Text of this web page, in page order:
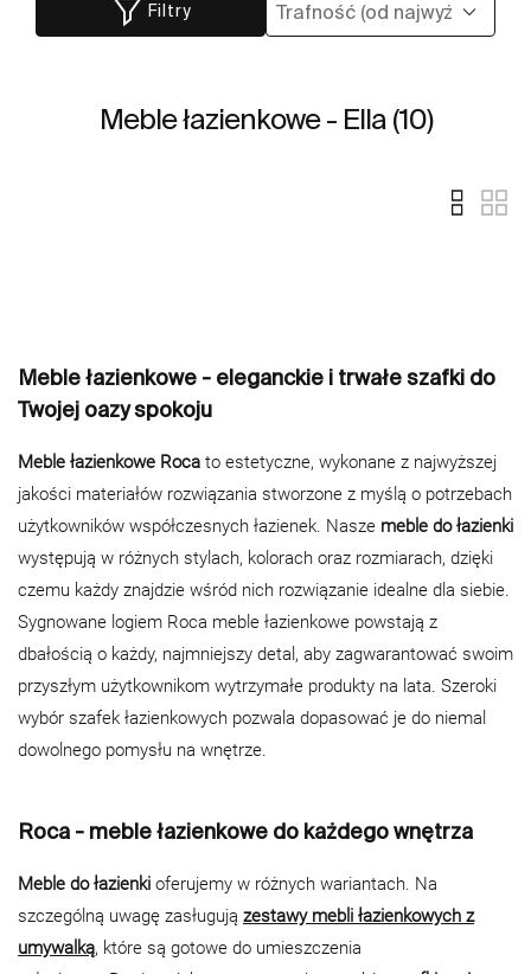
Filtry
Meble łazienkowe - Ella (10)
Meble łazienkowe - eleganckie i trwałe szafki do
Twojej oazy spokoju
Meble łazienkowe Roca to estetyczne, wykonane z najwyższej
jakości materiałów rozwiązania stworzone z myślą o potrzebach
użytkowników współczesnych łazienek. Nasze meble do łazienki
występują w różnych stylach, kolorach oraz rozmiarach, dzięki
czemu każdy znajdzie wśród nich rozwiązanie idealne dla siebie.
Sygnowane logiem Roca meble łazienkowe powstają z
dbałością o każdy, najmniejszy detal, aby zagwarantować swoim
przyszłym użytkownikom wytrzymałe produkty na lata. Szeroki
wybór szafek łazienkowych pozwala dopasować je do niemal
dowolnego pomysłu na wnętrze.
Roca - meble łazienkowe do każdego wnętrza
Meble do łazienki oferujemy w różnych wariantach. Na
szczególną uwagę zasługują zestawy mebli łazienkowych z
umywalką, które są gotowe do umieszczenia